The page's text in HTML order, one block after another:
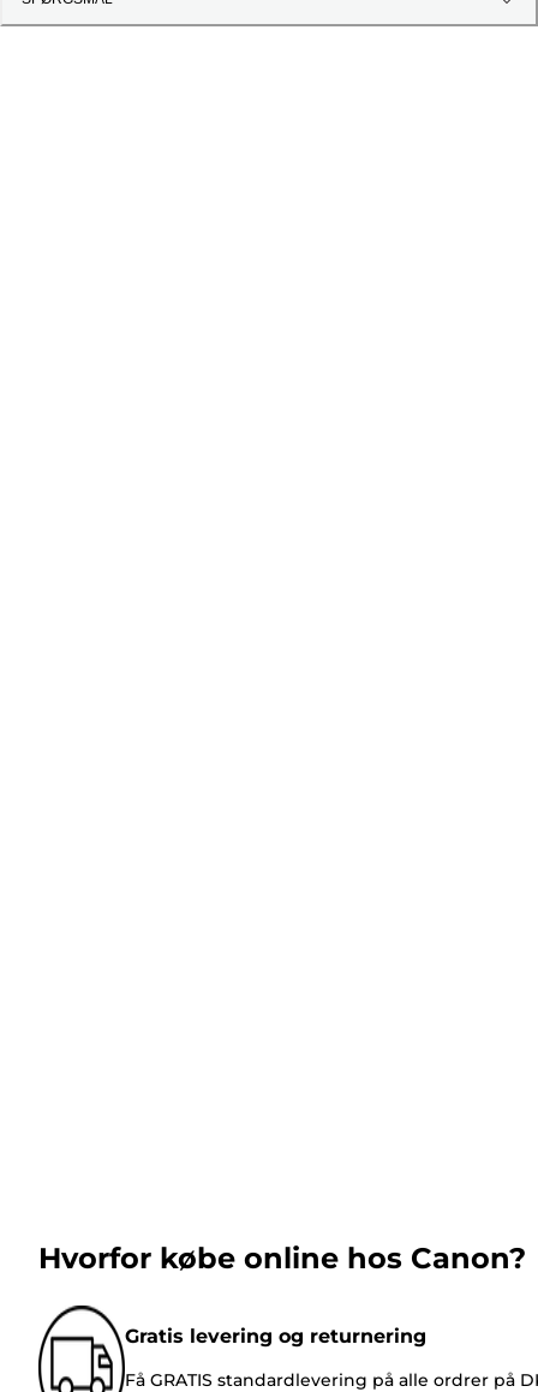
Hvorfor købe online hos Canon?
Gratis levering og returnering
Få GRATIS standardlevering på alle ordrer på